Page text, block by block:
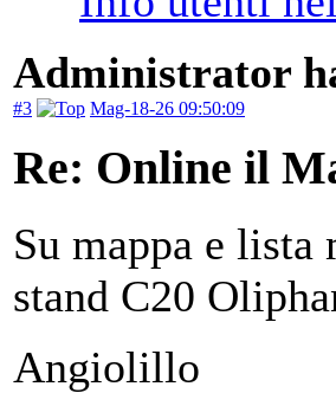
Administrator
#3 Mag-18-26 09:50:09
Re: Online il
Su mappa e
stand C20
Angiolillo